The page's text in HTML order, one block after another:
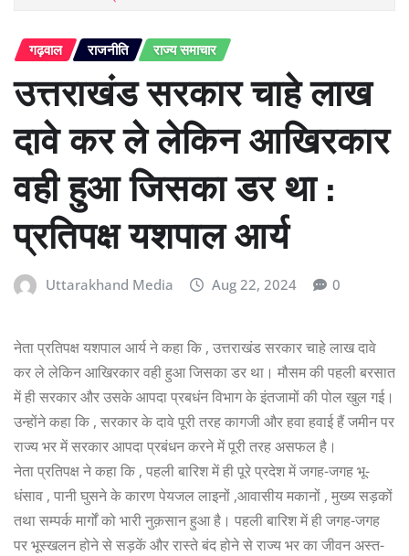
गढ़वाल राजनीति राज्य समाचार
उत्तराखंड सरकार चाहे लाख
दावे कर ले लेकिन आखिरकार
वही हुआ जिसका डर था :
प्रतिपक्ष यशपाल आर्य
Uttarakhand Media Aug 22, 2024 0
नेता प्रतिपक्ष यशपाल आर्य ने कहा कि , उत्तराखंड सरकार चाहे लाख दावे
कर ले लेकिन आखिरकार वही हुआ जिसका डर था। मौसम की पहली बरसात
में ही सरकार और उसके आपदा प्रबधंन विभाग के इंतजामों की पोल खुल गई।
उन्होंने कहा कि , सरकार के दावे पूरी तरह कागजी और हवा हवाई हैं जमीन पर
राज्य भर में सरकार आपदा प्रबंधन करने में पूरी तरह असफल है।
नेता प्रतिपक्ष ने कहा कि , पहली बारिश में ही पूरे प्रदेश में जगह-जगह भू-
धंसाव , पानी घुसने के कारण पेयजल लाइनों ,आवासीय मकानों , मुख्य सड़कों
तथा सम्पर्क मार्गों को भारी नुक़सान हुआ है। पहली बारिश में ही जगह-जगह
पर भूस्खलन होने से सड़कें और रास्ते बंद होने से राज्य भर का जीवन अस्त-